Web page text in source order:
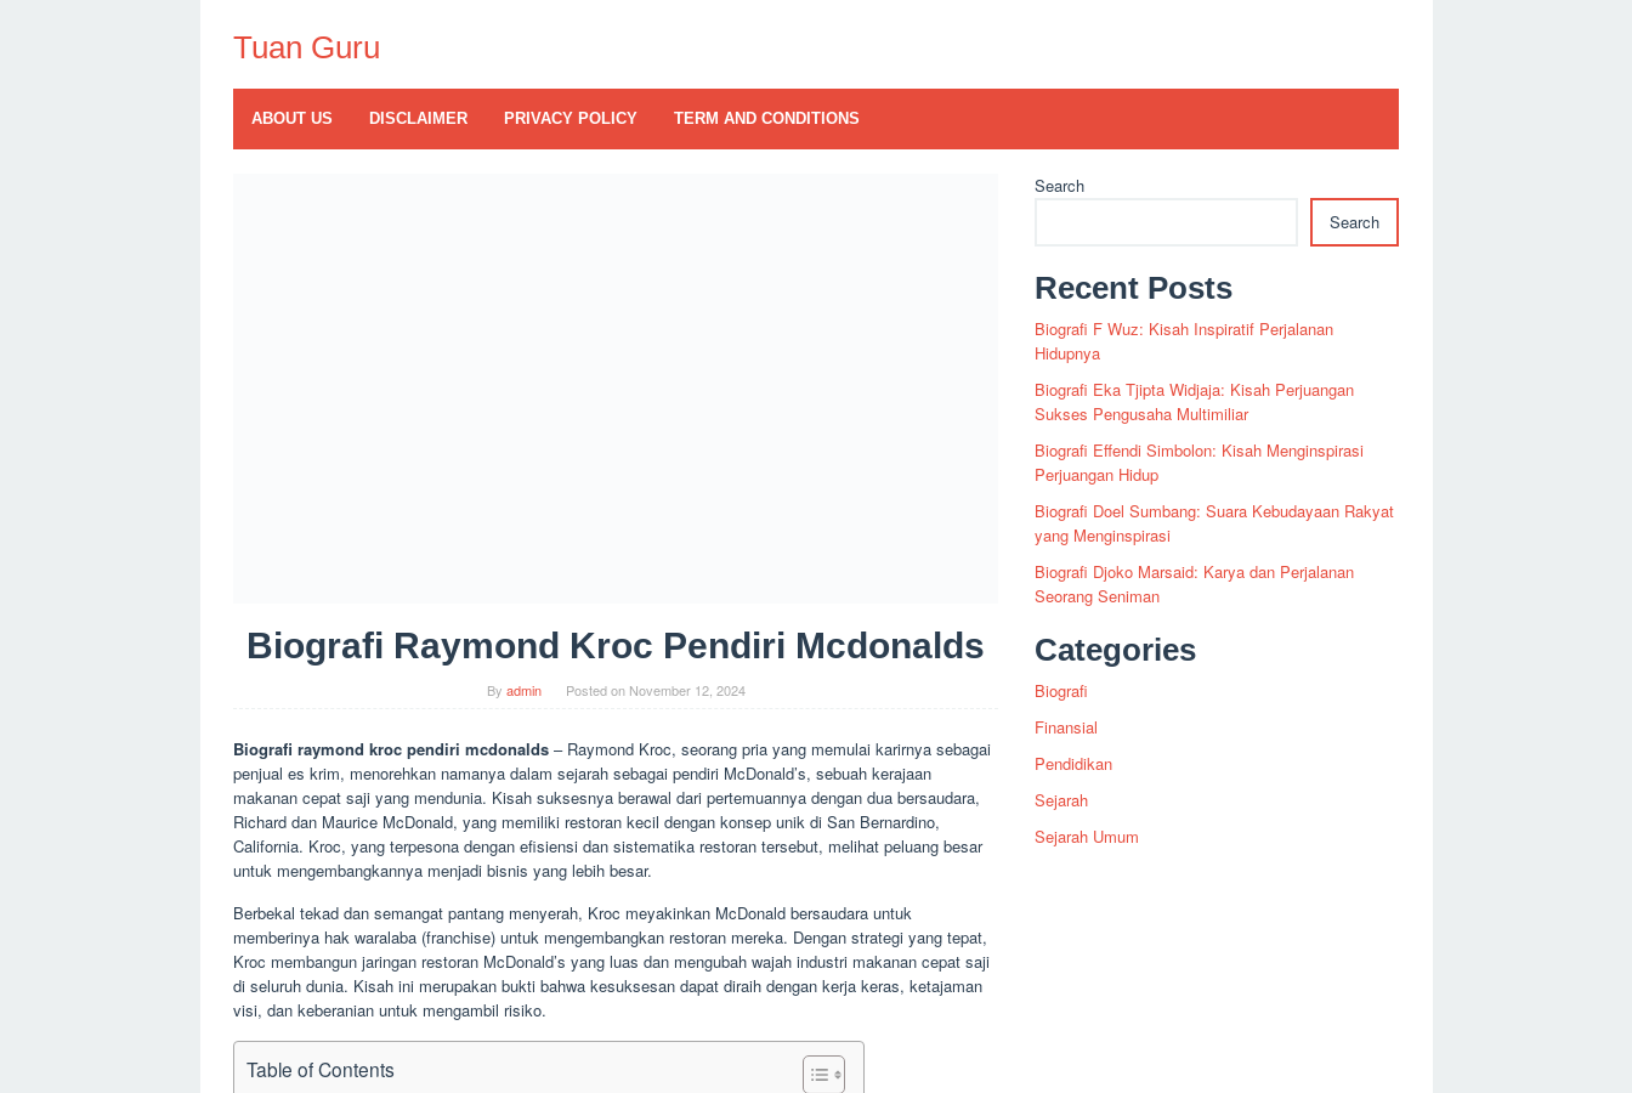
contentTuan Guru
ABOUT US DISCLAIMER PRIVACY POLICY TERM AND CONDITIONS
Biografi Raymond Kroc Pendiri Mcdonalds
By admin Posted on November 12, 2024
Biografi raymond kroc pendiri mcdonalds – Raymond Kroc, seorang pria yang memulai karirnya sebagai
penjual es krim, menorehkan namanya dalam sejarah sebagai pendiri McDonald’s, sebuah kerajaan
makanan cepat saji yang mendunia. Kisah suksesnya berawal dari pertemuannya dengan dua bersaudara,
Richard dan Maurice McDonald, yang memiliki restoran kecil dengan konsep unik di San Bernardino,
California. Kroc, yang terpesona dengan efisiensi dan sistematika restoran tersebut, melihat peluang besar
untuk mengembangkannya menjadi bisnis yang lebih besar.
Berbekal tekad dan semangat pantang menyerah, Kroc meyakinkan McDonald bersaudara untuk
memberinya hak waralaba (franchise) untuk mengembangkan restoran mereka. Dengan strategi yang tepat,
Kroc membangun jaringan restoran McDonald’s yang luas dan mengubah wajah industri makanan cepat saji
di seluruh dunia. Kisah ini merupakan bukti bahwa kesuksesan dapat diraih dengan kerja keras, ketajaman
visi, dan keberanian untuk mengambil risiko.
Table of Contents
Search
Search
Recent Posts
Biografi F Wuz: Kisah Inspiratif Perjalanan
Hidupnya
Biografi Eka Tjipta Widjaja: Kisah Perjuangan
Sukses Pengusaha Multimiliar
Biografi Effendi Simbolon: Kisah Menginspirasi
Perjuangan Hidup
Biografi Doel Sumbang: Suara Kebudayaan Rakyat
yang Menginspirasi
Biografi Djoko Marsaid: Karya dan Perjalanan
Seorang Seniman
Categories
Biografi
Finansial
Pendidikan
Sejarah
Sejarah Umum